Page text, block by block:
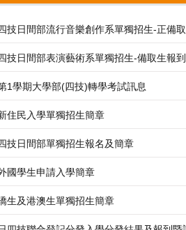
技日間部流行音樂創作系單獨招生-正備
技日間部表演藝術系單獨招生-備取生報
1學期大學部(四技)轉學考試訊息
住民入學單獨招生簡章
技日間部單獨招生報名及簡章
國學生申請入學簡章
生及港澳生單獨招生簡章